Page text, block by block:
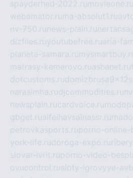
spayderhed-2022.ru movieone.ru
webamator.ru ma-absolut1.ru
nv-750.ru news-plain.ru
dizfiles.ruyoutubefree.ruaria-
planeta-samara.ru
matrasy-kemerovo.ruashanet.ru
dotcustoms.ru
narasimha.rudjcommodities.ru
newsplain.rucardvoice.ru
gbget.rualfeihavsalnassr.ru
petrovkasports.ruporno-online-
york-life.rudoroga-expo.ru
slovar-ivrit.ruporno-video-
ovucontrol.rusloty-igrovyye-